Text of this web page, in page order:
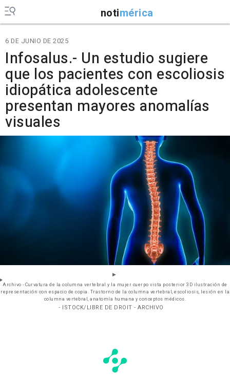
notimérica
6 DE JUNIO DE 2025
Infosalus.- Un estudio sugiere
que los pacientes con escoliosis
idiopática adolescente
presentan mayores anomalías
visuales
Archivo - Curvatura de la columna vertebral y la mujer cuerpo vista posterior 3D ilustración de
representación con espacio de copia. Trastorno de la columna vertebral, escoliosis, lesión en la
columna vertebral, anatomía humana y conceptos médicos.
- ISTOCK/LIBRE DE DROIT - ARCHIVO